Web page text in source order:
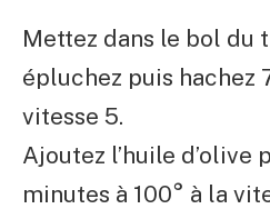
Mettez dans le bol du
épluchez puis hachez
vitesse 5.
Ajoutez l’huile d’olive
minutes à 100° à la